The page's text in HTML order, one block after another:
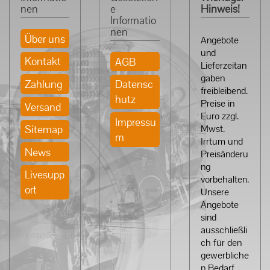
nen
Über uns
Kontakt
Zahlung
Versand
Sitemap
News
Livesupp
ort
e
Informatio
nen
AGB
Datensc
hutz
Impressu
m
Hinweis!
Angebote
und
Lieferzeitan
gaben
freibleibend.
Preise in
Euro zzgl.
Mwst.
Irrtum und
Preisänderu
ng
vorbehalten.
Unsere
Angebote
sind
ausschließli
ch für den
gewerbliche